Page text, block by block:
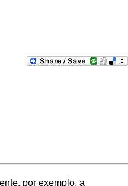
por exemplo, a